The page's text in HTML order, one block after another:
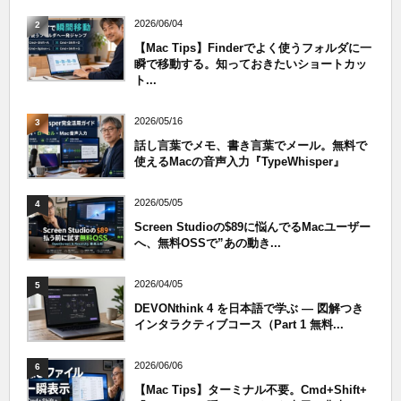
2 2026/06/04
【Mac Tips】Finderでよく使うフォルダに一
瞬で移動する。知っておきたいショートカッ
ト...
3 2026/05/16
話し言葉でメモ、書き言葉でメール。無料で
使えるMacの音声入力『TypeWhisper』
4 2026/05/05
Screen Studioの$89に悩んでるMacユーザー
へ、無料OSSで”あの動き...
5 2026/04/05
DEVONthink 4 を日本語で学ぶ — 図解つき
インタラクティブコース（Part 1 無料...
6 2026/06/06
【Mac Tips】ターミナル不要。Cmd+Shift+